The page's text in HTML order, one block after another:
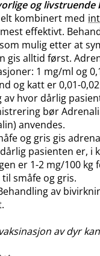
og
kombinert med
effektivt.
mulig etter at
gis alltid først.
1 mg/ml og
og katt er 0,01-
av hvor dårlig
bør
anvendes.
og gris gis
pasienten er, i
er 1-2 mg/100 kg
småfe og gris.
av
av dyr